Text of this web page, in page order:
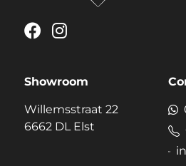
Showroom
Willemsstraat 22
6662 DL Elst